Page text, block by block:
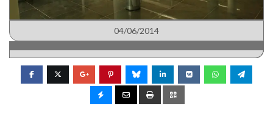
04/06/2014